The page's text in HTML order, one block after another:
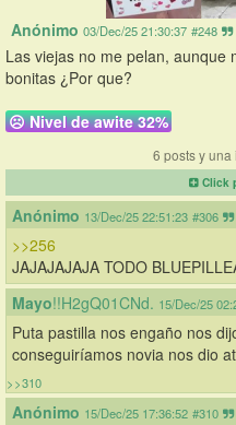
Anónimo 03/Dec/25 21:30:37 #248
Las viejas no me pelan, aunque
bonitas ¿Por que?
☹ Nivel de awite 32%
6 posts y
Click
Anónimo 13/Dec/25 22:51:23 #306
>>256
JAJAJAJAJA TODO
Mayo!!H2gQ01CNd. 15/Dec/25
Puta pastilla nos engaño nos
conseguiríamos novia nos dio
>>310
Anónimo 15/Dec/25 17:36:52 #310